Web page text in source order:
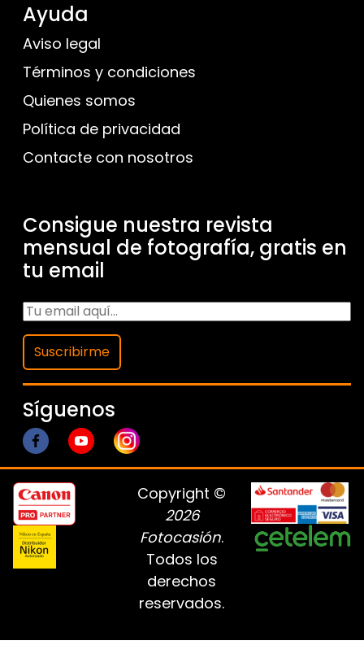
Ayuda
Aviso legal
Términos y condiciones
Quienes somos
Política de privacidad
Contacte con nosotros
Consigue nuestra revista
mensual de fotografía, gratis en
tu email
Suscribirme
Síguenos
Copyright ©
2026
Fotocasión.
Todos los
derechos
reservados.